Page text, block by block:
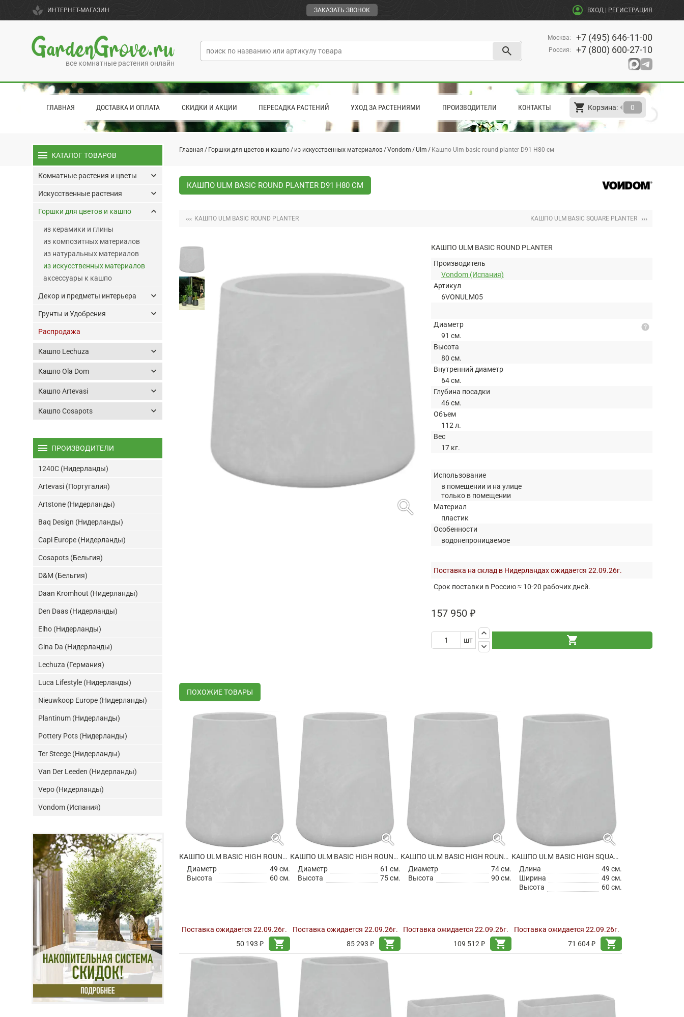
spa ИНТЕРНЕТ-МАГАЗИН ЗАКАЗАТЬ ЗВОНОК account_circle ВХОД РЕГИСТРАЦИЯ
GardenGrove.ru
все комнатные растения онлайн
search
Москва: +7 (495) 646-11-00
Россия: +7 (800) 600-27-10
ГЛАВНАЯ ДОСТАВКА И ОПЛАТА СКИДКИ И АКЦИИ ПЕРЕСАДКА РАСТЕНИЙ УХОД ЗА РАСТЕНИЯМИ ПРОИЗВОДИТЕЛИ КОНТАКТЫ shopping_cart Корзина: 0
arrow_left
Главная Горшки для цветов и кашпо из искусственных материалов Vondom Ulm Кашпо Ulm basic round planter D91 H80 см
КАШПО ULM BASIC ROUND PLANTER D91 H80 СМ
‹‹‹ КАШПО ULM BASIC ROUND PLANTER КАШПО ULM BASIC SQUARE PLANTER ›››
search
КАШПО ULM BASIC ROUND PLANTER
Производитель
Vondom (Испания)
Артикул
6VONULM05
Диаметр
91 см.
Высота
80 см.
Внутренний диаметр
64 см.
Глубина посадки
46 см.
Объем
112 л.
Вес
17 кг.
help
Использование
в помещении и на улице
только в помещении
Материал
пластик
Особенности
водонепроницаемое
Поставка на склад в Нидерландах ожидается 22.09.26г.
Срок поставки в Россию ≈ 10-20 рабочих дней.
157 950 ₽
шт
keyboard_arrow_up
keyboard_arrow_down
shopping_cart
ПОХОЖИЕ ТОВАРЫ
search
КАШПО ULM BASIC HIGH ROUND PLANTER
Диаметр
49 см.
Высота
60 см.
Поставка ожидается 22.09.26г.
50 193 ₽
shopping_cart
search
КАШПО ULM BASIC HIGH ROUND PLANTER
Диаметр
61 см.
Высота
75 см.
Поставка ожидается 22.09.26г.
85 293 ₽
shopping_cart
search
КАШПО ULM BASIC HIGH ROUND PLANTER
Диаметр
74 см.
Высота
90 см.
Поставка ожидается 22.09.26г.
109 512 ₽
shopping_cart
search
КАШПО ULM BASIC HIGH SQUARE PLANTER
Длина
49 см.
Ширина
49 см.
Высота
60 см.
Поставка ожидается 22.09.26г.
71 604 ₽
shopping_cart
menu КАТАЛОГ ТОВАРОВ
Комнатные растения и цветы keyboard_arrow_down
Искусственные растения keyboard_arrow_down
Горшки для цветов и кашпо keyboard_arrow_up
из керамики и глины
из композитных материалов
из натуральных материалов
из искусственных материалов
аксессуары к кашпо
Декор и предметы интерьера keyboard_arrow_down
Грунты и Удобрения keyboard_arrow_down
Распродажа
Кашпо Lechuza keyboard_arrow_down
Кашпо Ola Dom keyboard_arrow_down
Кашпо Artevasi keyboard_arrow_down
Кашпо Cosapots keyboard_arrow_down
menu ПРОИЗВОДИТЕЛИ
1240C (Нидерланды)
Artevasi (Португалия)
Artstone (Нидерланды)
Baq Design (Нидерланды)
Capi Europe (Нидерланды)
Cosapots (Бельгия)
D&M (Бельгия)
Daan Kromhout (Нидерланды)
Den Daas (Нидерланды)
Elho (Нидерланды)
Gina Da (Нидерланды)
Lechuza (Германия)
Luca Lifestyle (Нидерланды)
Nieuwkoop Europe (Нидерланды)
Plantinum (Нидерланды)
Pottery Pots (Нидерланды)
Ter Steege (Нидерланды)
Van Der Leeden (Нидерланды)
Vepo (Нидерланды)
Vondom (Испания)